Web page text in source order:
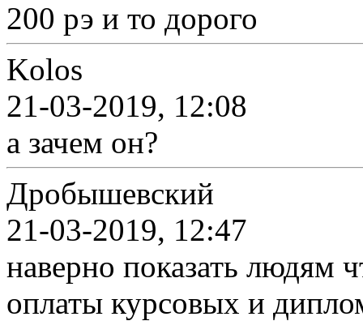
200 рэ и то дорого
Kolos
21-03-2019, 12:08
а зачем он?
Дробышевский
21-03-2019, 12:47
наверно показать людям
оплаты курсовых и